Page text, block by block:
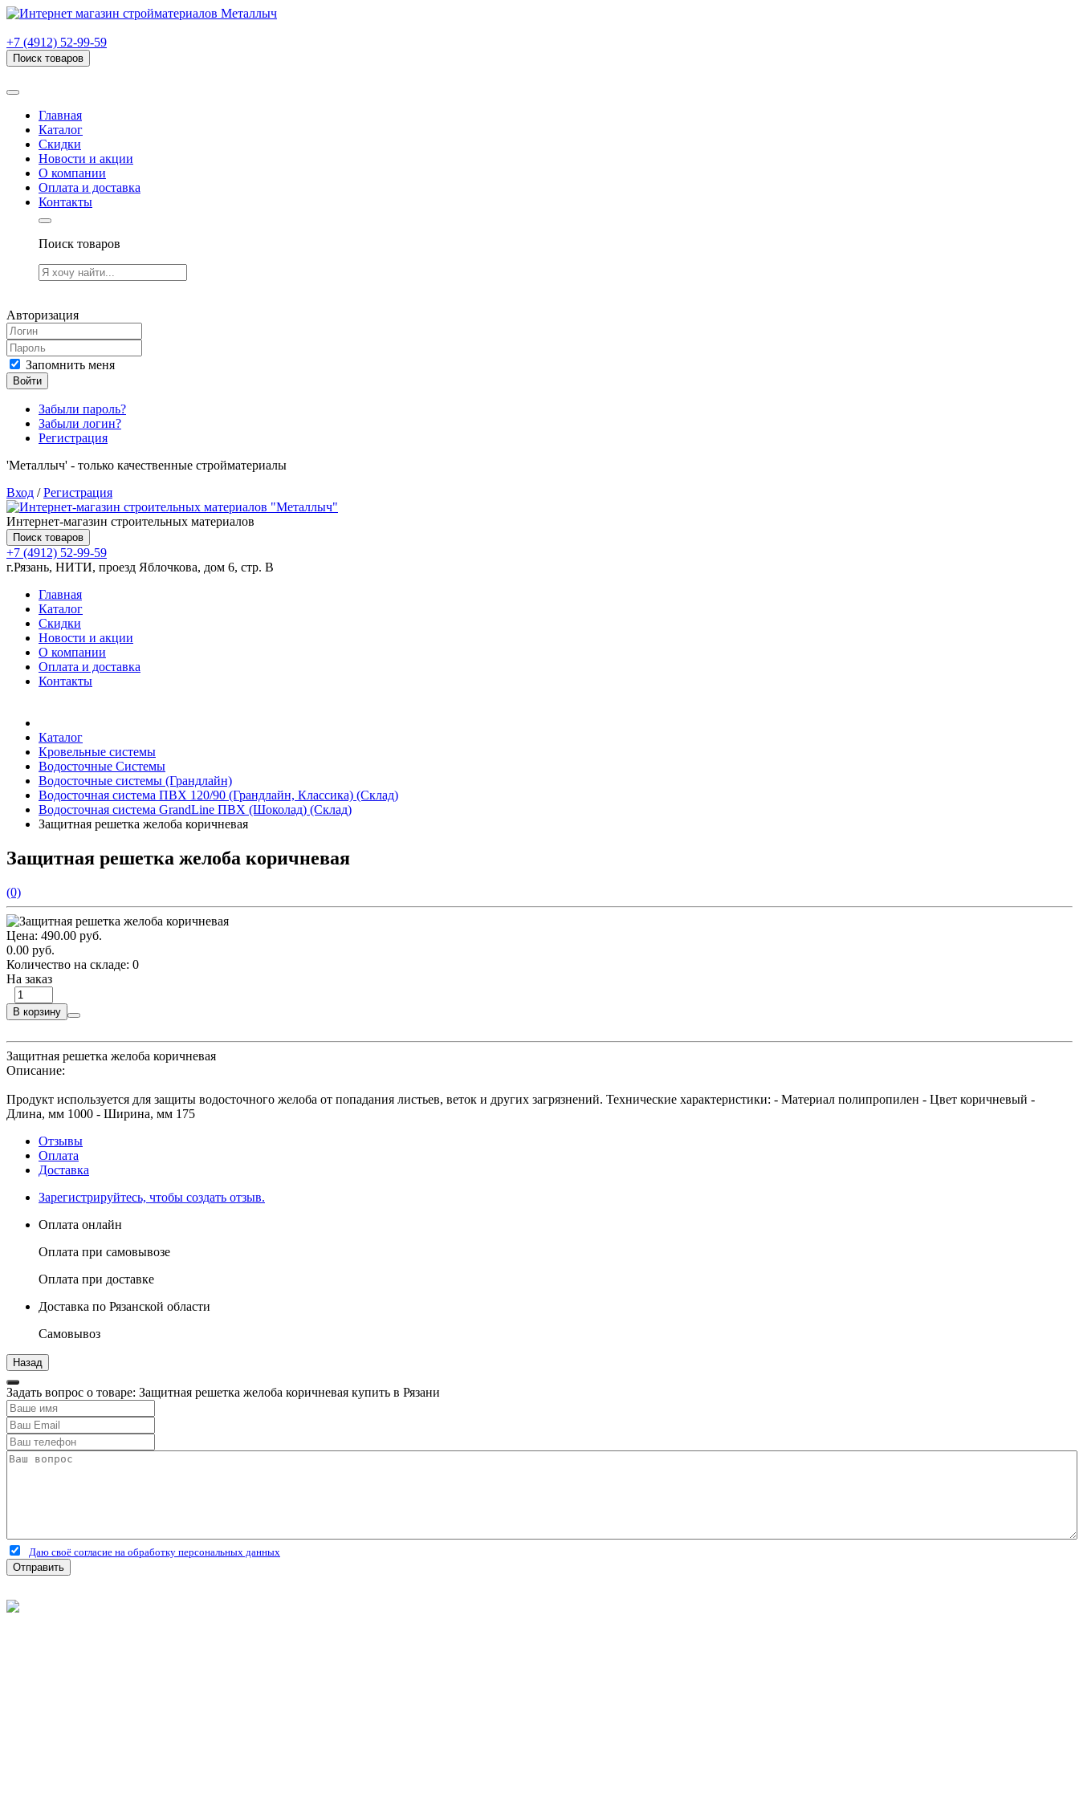
+7 (4912) 52-99-59
Поиск товаров
Главная
Каталог
Скидки
Новости и акции
О компании
Оплата и доставка
Контакты
Поиск товаров
Авторизация
Запомнить меня
Войти
Забыли пароль?
Забыли логин?
Регистрация
'Металлыч' - только качественные стройматериалы
Вход /Регистрация
Интернет-магазин строительных материалов
Поиск товаров
+7 (4912) 52-99-59
г.Рязань, НИТИ, проезд Яблочкова, дом 6, стр. В
Главная
Каталог
Скидки
Новости и акции
О компании
Оплата и доставка
Контакты
Каталог
Кровельные системы
Водосточные Системы
Водосточные системы (Грандлайн)
Водосточная система ПВХ 120/90 (Грандлайн, Классика) (Склад)
Водосточная система GrandLine ПВХ (Шоколад) (Склад)
Защитная решетка желоба коричневая
Защитная решетка желоба коричневая
(0)
Цена: 490.00 руб.
0.00 руб.
Количество на складе: 0
На заказ
В корзину
Защитная решетка желоба коричневая
Описание:
Продукт используется для защиты водосточного желоба от попадания листьев, веток и других загрязнений. Технические характеристики: - Материал полипропилен - Цвет коричневый -
Длина, мм 1000 - Ширина, мм 175
Отзывы
Оплата
Доставка
Зарегистрируйтесь, чтобы создать отзыв.
Оплата онлайн
Оплата при самовывозе
Оплата при доставке
Доставка по Рязанской области
Самовывоз
Задать вопрос о товаре: Защитная решетка желоба коричневая купить в Рязани
Даю своё согласие на обработку персональных данных
Отправить